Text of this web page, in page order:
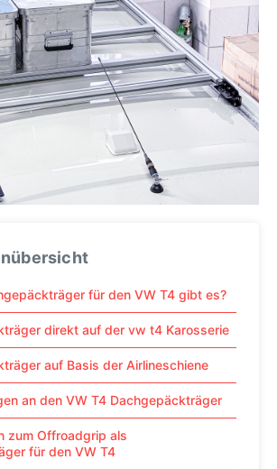
für den VW T4 gibt es?
direkt auf der vw t4 Karosserie
auf Basis der Airlineschiene
an den VW T4 Dachgepäckträger
zum Offroadgrip als
für den VW T4